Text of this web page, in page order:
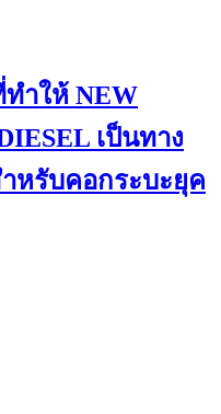
ำให้ NEW
เป็นทาง
หรับคอกระบะยุค